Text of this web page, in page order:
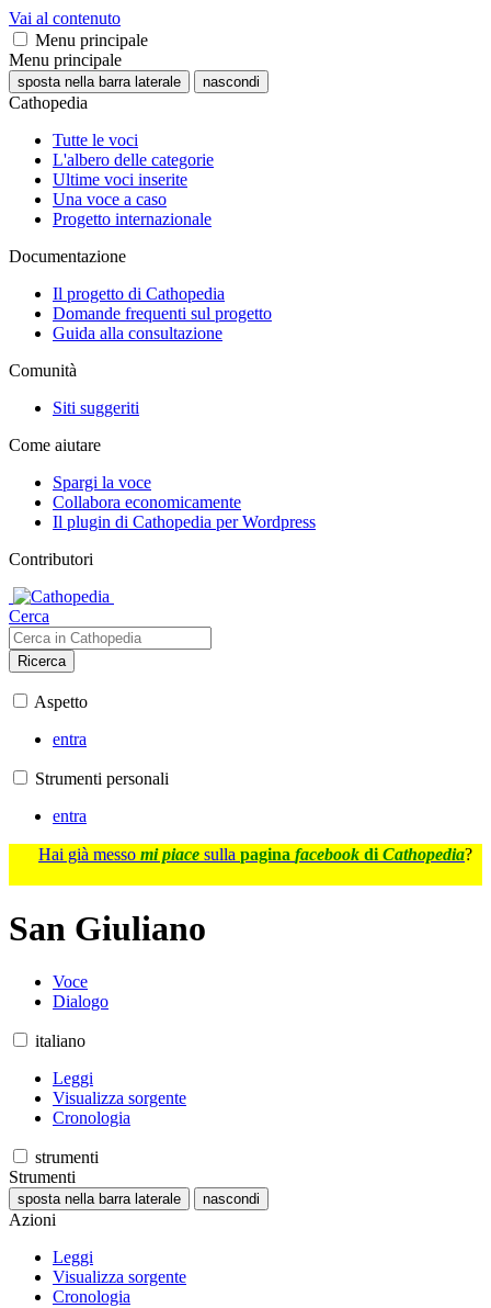
Vai al contenuto
Menu principale
Menu principale
sposta nella barra laterale nascondi
Cathopedia
Tutte le voci
L'albero delle categorie
Ultime voci inserite
Una voce a caso
Progetto internazionale
Documentazione
Il progetto di Cathopedia
Domande frequenti sul progetto
Guida alla consultazione
Comunità
Siti suggeriti
Come aiutare
Spargi la voce
Collabora economicamente
Il plugin di Cathopedia per Wordpress
Contributori
Cerca
Ricerca
Aspetto
entra
Strumenti personali
entra
Hai già messo mi piace sulla pagina facebook di Cathopedia?
San Giuliano
Voce
Dialogo
italiano
Leggi
Visualizza sorgente
Cronologia
strumenti
Strumenti
sposta nella barra laterale nascondi
Azioni
Leggi
Visualizza sorgente
Cronologia